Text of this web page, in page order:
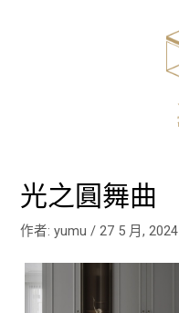
光之圓舞曲
作者:yumu/27 5 月, 2024